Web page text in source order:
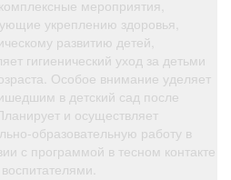
мероприятия,
укреплению здоровья,
развитию детей,
гигиенический уход за детьми
Особое внимание уделяет
в детский сад после
и осуществляет
образовательную работу в
с программой в тесном контакте